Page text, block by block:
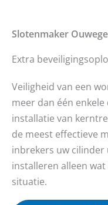
Slotenmaker
Extra
Veiligheid van een
meer dan één
installatie van
de meest effectieve
inbrekers uw
installeren alleen
situatie.